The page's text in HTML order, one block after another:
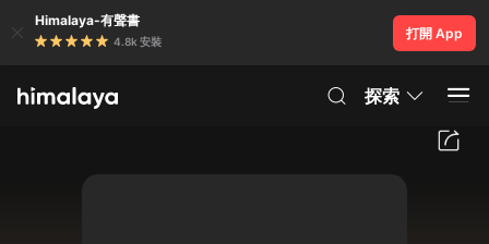
Himalaya-有聲書
4.8k 安裝
打開 App
探索